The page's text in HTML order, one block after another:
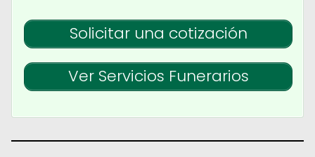
Solicitar una cotización
Ver Servicios Funerarios